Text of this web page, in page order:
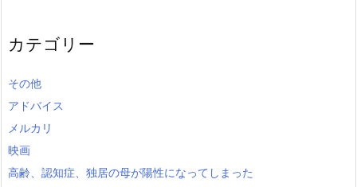
カテゴリー
その他
アドバイス
メルカリ
映画
高齢、認知症、独居の母が陽性になってしまった